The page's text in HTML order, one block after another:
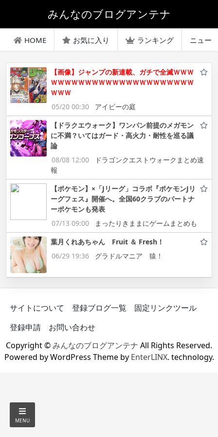
みんなのブログアンテナ
HOME お気に入り ランキング ニュー
【画像】ジャンプの新連載、ガチで全滅ＷＷＷ
ＷＷＷＷＷＷＷＷＷＷＷＷＷＷＷＷＷＷＷＷＷ
ＷＷＷ
05/20 00:30
アイビーの庭
【ドラクエウォーク】ワンパン前提のメガモン
に不満？いてはガード・高火力・耐性を巡る議
論
08/08 12:00
ドラゴンクエストウォークまとめ速
報
【ポケモン】×「Jリーグ」コラボ『ポケモンJリ
ーグフェス』開催へ。全国60クラブのパートナ
ーポケモンも発表
07/13 09:00
まったりきままにゲームまとめも
葉月くれあちゃん Fruit ＆ Fresh！
06/29 19:36
グラドルマニア 猿！
サイトについて 登録ブログ一覧
固定リンクツール
登録申請
お問い合わせ
Copyright ©みんなのブログアンテナ All Rights Reserved.
Powered by WordPress Theme by EnterLINX. technology.
MENU